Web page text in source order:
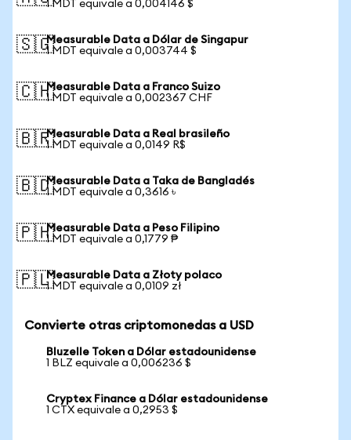
1 MDT equivale a 0,004146 $
🇸🇬Measurable Data a Dólar de Singapur
1 MDT equivale a 0,003744 $
🇨🇭Measurable Data a Franco Suizo
1 MDT equivale a 0,002367 CHF
🇧🇷Measurable Data a Real brasileño
1 MDT equivale a 0,0149 R$
🇧🇩Measurable Data a Taka de Bangladés
1 MDT equivale a 0,3616 ৳
🇵🇭Measurable Data a Peso Filipino
1 MDT equivale a 0,1779 ₱
🇵🇱Measurable Data a Złoty polaco
1 MDT equivale a 0,0109 zł
Convierte otras criptomonedas a USD
Bluzelle Token a Dólar estadounidense
1 BLZ equivale a 0,006236 $
Cryptex Finance a Dólar estadounidense
1 CTX equivale a 0,2953 $